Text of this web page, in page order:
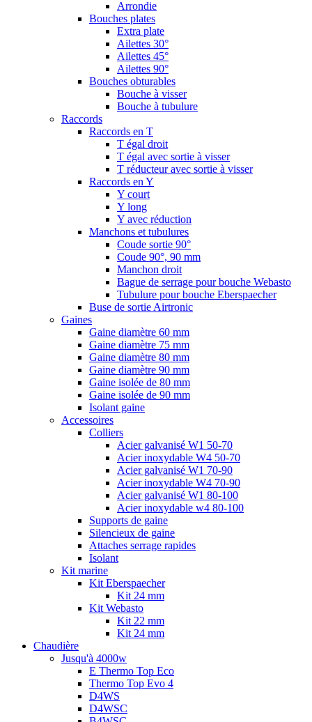
Arrondie
Bouches plates
Extra plate
Ailettes 30°
Ailettes 45°
Ailettes 90°
Bouches obturables
Bouche à visser
Bouche à tubulure
Raccords
Raccords en T
T égal droit
T égal avec sortie à visser
T réducteur avec sortie à visser
Raccords en Y
Y court
Y long
Y avec réduction
Manchons et tubulures
Coude sortie 90°
Coude 90°, 90 mm
Manchon droit
Bague de serrage pour bouche Webasto
Tubulure pour bouche Eberspaecher
Buse de sortie Airtronic
Gaines
Gaine diamètre 60 mm
Gaine diamètre 75 mm
Gaine diamètre 80 mm
Gaine diamètre 90 mm
Gaine isolée de 80 mm
Gaine isolée de 90 mm
Isolant gaine
Accessoires
Colliers
Acier galvanisé W1 50-70
Acier inoxydable W4 50-70
Acier galvanisé W1 70-90
Acier inoxydable W4 70-90
Acier galvanisé W1 80-100
Acier inoxydable w4 80-100
Supports de gaine
Silencieux de gaine
Attaches serrage rapides
Isolant
Kit marine
Kit Eberspaecher
Kit 24 mm
Kit Webasto
Kit 22 mm
Kit 24 mm
Chaudière
Jusqu'à 4000w
E Thermo Top Eco
Thermo Top Evo 4
D4WS
D4WSC